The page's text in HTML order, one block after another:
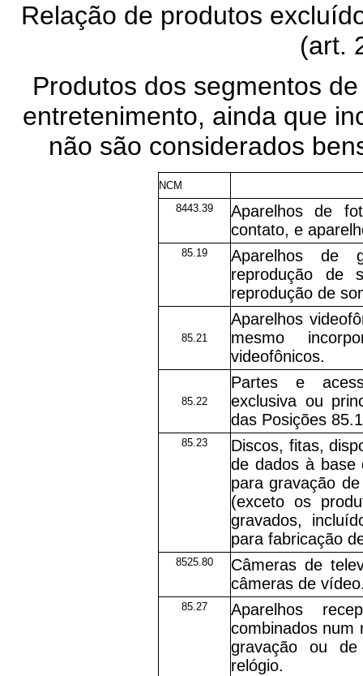
Relação de produtos
(art.
Produtos dos segmentos
entretenimento, ainda que
não são considerados
NCM
8443.39
Aparelhos de
contato, e
85.19
Aparelhos de
reprodução de
reprodução de
85.21
Aparelhos
mesmo
videofônicos.
85.22
Partes e
exclusiva ou
das Posições
85.23
Discos, fitas,
de dados à base
para gravação
(exceto os
gravados,
para fabricação
8525.80
Câmeras de
câmeras de
85.27
Aparelhos
combinados num
gravação ou
relógio.